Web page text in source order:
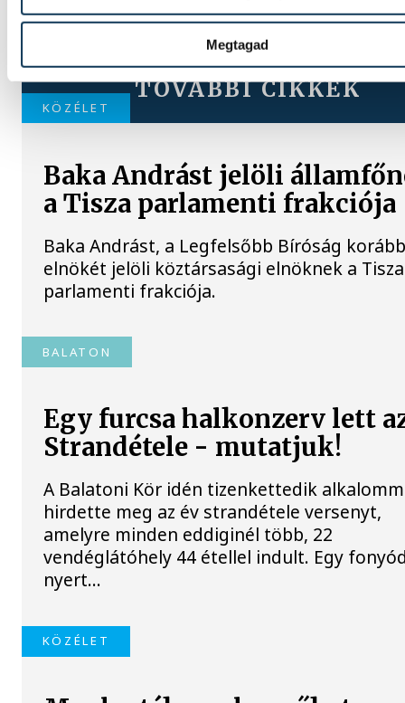
Megtagad
TOVÁBBI CIKKEK
KÖZÉLET
Baka Andrást jelöli
a Tisza parlamenti frakciója
Baka Andrást, a Legfelsőbb Bíróság
elnökét jelöli köztársasági elnöknek a
parlamenti frakciója.
BALATON
Egy furcsa halkonzerv lett
Strandétele - mutatjuk!
A Balatoni Kör idén tizenkettedik
hirdette meg az év strandétele versenyt,
amelyre minden eddiginél több, 22
vendéglátóhely 44 étellel indult. Egy
nyert...
KÖZÉLET